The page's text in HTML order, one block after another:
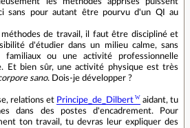
sans pour autant être pourvu d'un QI au
méthodes de travail, il faut être discipliné et
d'étudier dans un milieu calme, sans
ou une activité professionnelle
Et bien sûr, une activité physique est très
sano. Dois-je développer ?
relations et Principe_de_Dilbert
aidant, tu
dans des postes d'encadrement. Pour
ton travail, tu devras leur expliquer des